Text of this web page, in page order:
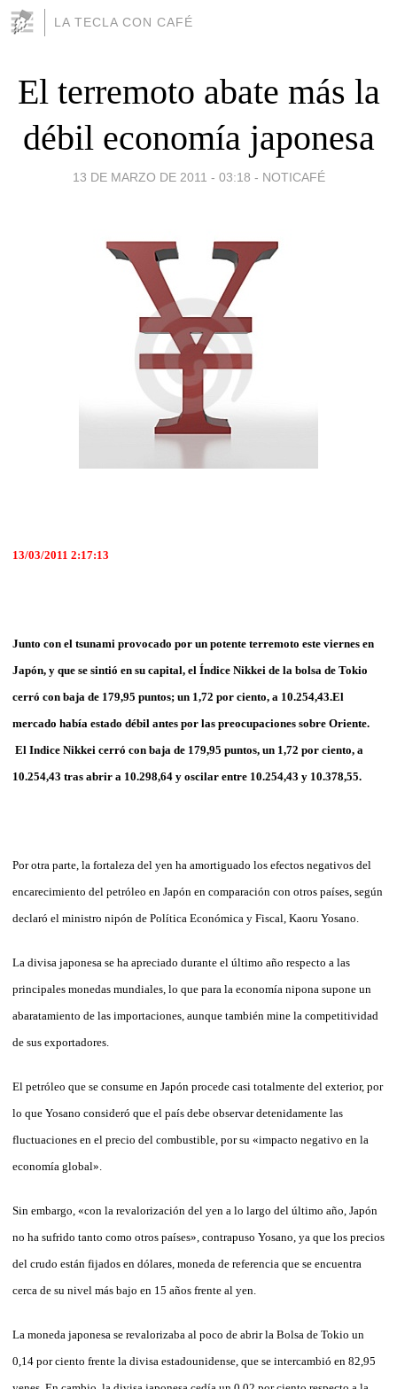
LA TECLA CON CAFÉ
El terremoto abate más la
débil economía japonesa
13 DE MARZO DE 2011 - 03:18 - NOTICAFÉ
13/03/2011 2:17:13
Junto con el tsunami provocado por un potente terremoto este viernes en
Japón, y que se sintió en su capital, el Índice Nikkei de la bolsa de Tokio
cerró con baja de 179,95 puntos; un 1,72 por ciento, a 10.254,43.El
mercado había estado débil antes por las preocupaciones sobre Oriente.
El Indice Nikkei cerró con baja de 179,95 puntos, un 1,72 por ciento, a
10.254,43 tras abrir a 10.298,64 y oscilar entre 10.254,43 y 10.378,55.
Por otra parte, la fortaleza del yen ha amortiguado los efectos negativos del
encarecimiento del petróleo en Japón en comparación con otros países, según
declaró el ministro nipón de Política Económica y Fiscal, Kaoru Yosano.
La divisa japonesa se ha apreciado durante el último año respecto a las
principales monedas mundiales, lo que para la economía nipona supone un
abaratamiento de las importaciones, aunque también mine la competitividad
de sus exportadores.
El petróleo que se consume en Japón procede casi totalmente del exterior, por
lo que Yosano consideró que el país debe observar detenidamente las
fluctuaciones en el precio del combustible, por su «impacto negativo en la
economía global».
Sin embargo, «con la revalorización del yen a lo largo del último año, Japón
no ha sufrido tanto como otros países», contrapuso Yosano, ya que los precios
del crudo están fijados en dólares, moneda de referencia que se encuentra
cerca de su nivel más bajo en 15 años frente al yen.
La moneda japonesa se revalorizaba al poco de abrir la Bolsa de Tokio un
0,14 por ciento frente la divisa estadounidense, que se intercambió en 82,95